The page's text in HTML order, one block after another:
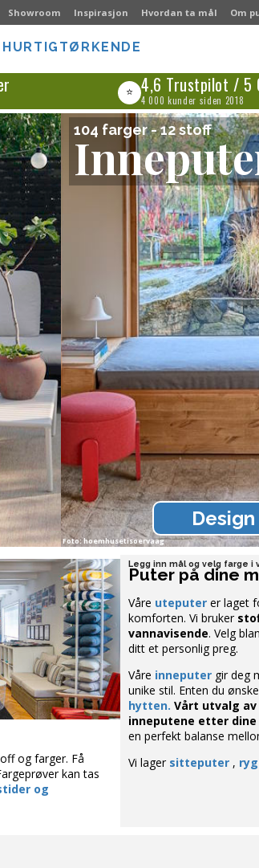
Showroom Inspirasjon Hvordan ta mål Om
HURTIGTØRKENDE
⭐ 4,6 Trustpilot / 5
4 000 kunder siden 2018
104 farger - 12 stoff
Foto: hoemhusetisoervaag
og farger. Få
kan tas
og
Legg inn mål og velg farge
Puter på dine
Våre uteputerer laget
komforten. Vi bruker
vannavisende. Velg
ditt et personlig preg.
Våre inneputergir deg
unike stil. Enten du
hytten. Vårt utvalg
inneputene etter dine
en perfekt balanse
Vi lager sitteputer ,